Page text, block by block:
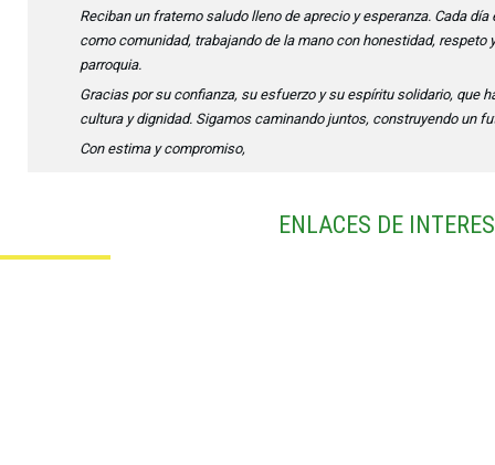
Reciban un fraterno saludo lleno de aprecio y esperanza. Cada
como comunidad, trabajando de la mano con honestidad,
parroquia.
Gracias por su confianza, su esfuerzo y su espíritu solidario, que
cultura y dignidad. Sigamos caminando juntos, construyendo un
Con estima y compromiso,
ENLACES DE INTERES